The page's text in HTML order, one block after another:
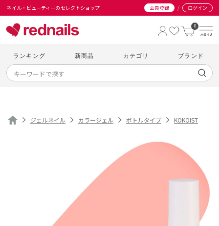
ネイル・ビューティーのセレクトショップ 会員登録 / ログイン
0
ランキング 新商品 カテゴリ ブランド
ジェルネイル カラージェル ボトルタイプ KOKOIST